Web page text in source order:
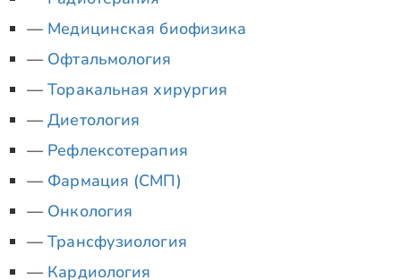
Медицинская биофизика
Офтальмология
Торакальная хирургия
Диетология
Рефлексотерапия
Фармация (СМП)
Онкология
Трансфузиология
Кардиология